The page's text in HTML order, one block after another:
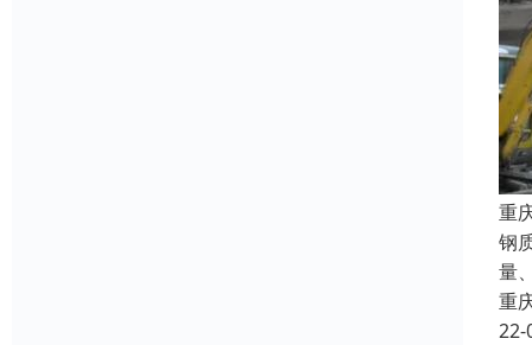
重
钢
量
重
22-